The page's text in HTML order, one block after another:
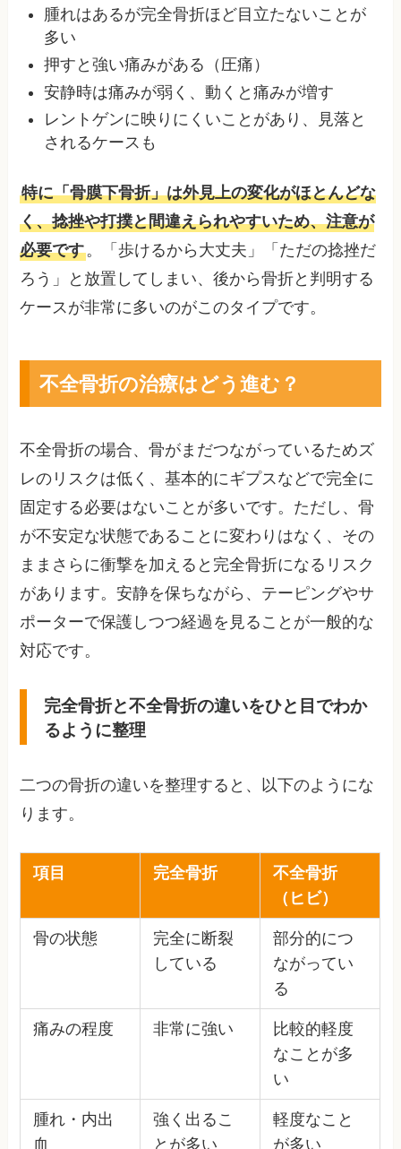
腫れはあるが完全骨折ほど目立たないことが
多い
押すと強い痛みがある（圧痛）
安静時は痛みが弱く、動くと痛みが増す
レントゲンに映りにくいことがあり、見落と
されるケースも
特に「骨膜下骨折」は外見上の変化がほとんどな
く、捻挫や打撲と間違えられやすいため、注意が
必要です。「歩けるから大丈夫」「ただの捻挫だ
ろう」と放置してしまい、後から骨折と判明する
ケースが非常に多いのがこのタイプです。
不全骨折の治療はどう進む？
不全骨折の場合、骨がまだつながっているためズ
レのリスクは低く、基本的にギプスなどで完全に
固定する必要はないことが多いです。ただし、骨
が不安定な状態であることに変わりはなく、その
ままさらに衝撃を加えると完全骨折になるリスク
があります。安静を保ちながら、テーピングやサ
ポーターで保護しつつ経過を見ることが一般的な
対応です。
完全骨折と不全骨折の違いをひと目でわか
るように整理
二つの骨折の違いを整理すると、以下のようにな
ります。
項目 完全骨折
不全骨折
（ヒビ）
骨の状態
完全に断裂
している
部分的につ
ながってい
る
痛みの程度 非常に強い
比較的軽度
なことが多
い
腫れ・内出
血
強く出るこ
とが多い
軽度なこと
が多い